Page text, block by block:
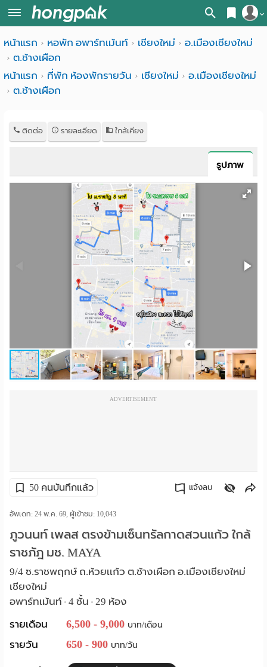
สมัครสมาชิก
หน้า
ค้นหา
ค้นจากสถานีรถไฟฟ้า
ค้นจากสถานศึกษา
ค้นจากแผนที่
ค้นแบบละเอียด
พาร์
พัก
ราย
Language
:
English
หน้าแรก หอพัก อพาร์ทเม้นท์ เชียงใหม่
อ.เมืองเชียงใหม่
ต.ช้างเผือก
หน้าแรก
ที่พัก ห้องพักรายวัน เชียงใหม่
อ.เมืองเชียงใหม่
ต.ช้างเผือก
ติดต่อ รายละเอียด ใกล้เคียง
รูปภาพ
ADVERTISEMENT
50 คนบันทึกแล้ว แจ้งลบ
อัพเดท: 24 พ.ค. 69, ผู้เข้าชม: 10,043
ภูวนนท์ เพลส ตรงข้ามเซ็นทรัลกาดสวนแก้ว ใกล้
ราชภัฎ มช. MAYA
9/4 ซ.ราชพฤกษ์ ถ.ห้วยเเก้ว ต.ช้างเผือก อ.เมืองเชียงใหม่
เชียงใหม่
อพาร์ทเม้นท์ • 4 ชั้น • 29 ห้อง
รายเดือน
6,500 - 9,000 บาท/เดือน
รายวัน 650 - 900 บาท/วัน